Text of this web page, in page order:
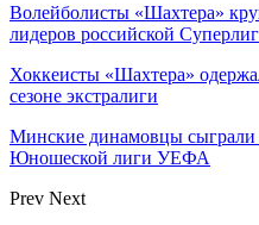
Волейболисты «Шахтера»
лидеров российской
Хоккеисты «Шахтера»
сезоне экстралиги
Минские динамовцы
Юношеской лиги УЕФА
Prev Next